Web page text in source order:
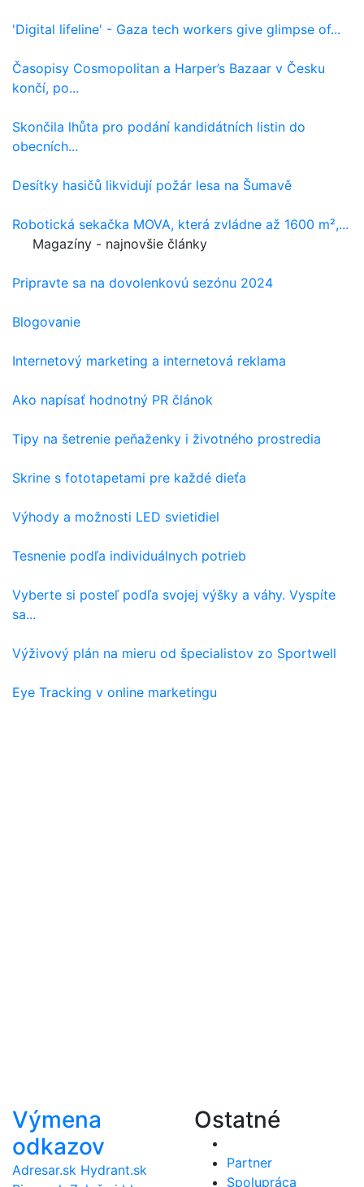
'Digital lifeline' - Gaza tech workers give glimpse of...
Časopisy Cosmopolitan a Harper’s Bazaar v Česku
končí, po...
Skončila lhůta pro podání kandidátních listin do
obecních...
Desítky hasičů likvidují požár lesa na Šumavě
Robotická sekačka MOVA, která zvládne až 1600 m²,...
Magazíny - najnovšie články
Pripravte sa na dovolenkovú sezónu 2024
Blogovanie
Internetový marketing a internetová reklama
Ako napísať hodnotný PR článok
Tipy na šetrenie peňaženky i životného prostredia
Skrine s fototapetami pre každé dieťa
Výhody a možnosti LED svietidiel
Tesnenie podľa individuálnych potrieb
Vyberte si posteľ podľa svojej výšky a váhy. Vyspíte
sa...
Výživový plán na mieru od špecialistov zo Sportwell
Eye Tracking v online marketingu
Výmena
odkazov
Adresar.sk Hydrant.sk
Ostatné
Partner
Spolupráca